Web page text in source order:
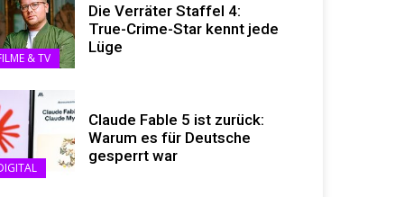
& TV
Die Verräter Staffel 4:
True-Crime-Star kennt jede
Lüge
Claude Fable 5 ist zurück:
Warum es für Deutsche
gesperrt war